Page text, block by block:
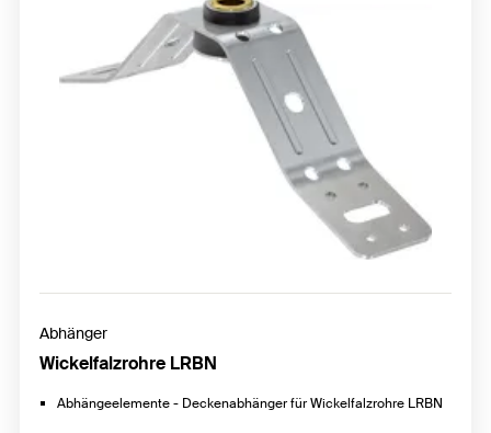
Abhänger
Wickelfalzrohre LRBN
Abhängeelemente - Deckenabhänger für Wickelfalzrohre LRBN